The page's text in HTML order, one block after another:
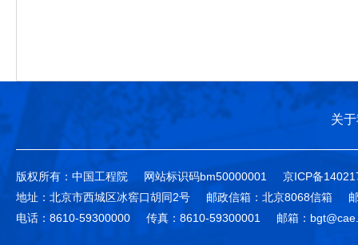
关
版权所有：中国工程院 网站标识码bm50000001
京ICP备
地址：北京市西城区冰窖口胡同2号
邮政信箱：北京8068信箱
电话：8610-59300000
传真：8610-59300001 邮箱：